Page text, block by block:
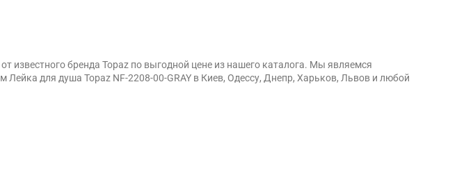
известного бренда Topaz по выгодной цене из нашего каталога. Мы являемся
для душа Topaz NF-2208-00-GRAY в Киев, Одессу, Днепр, Харьков, Львов и любой